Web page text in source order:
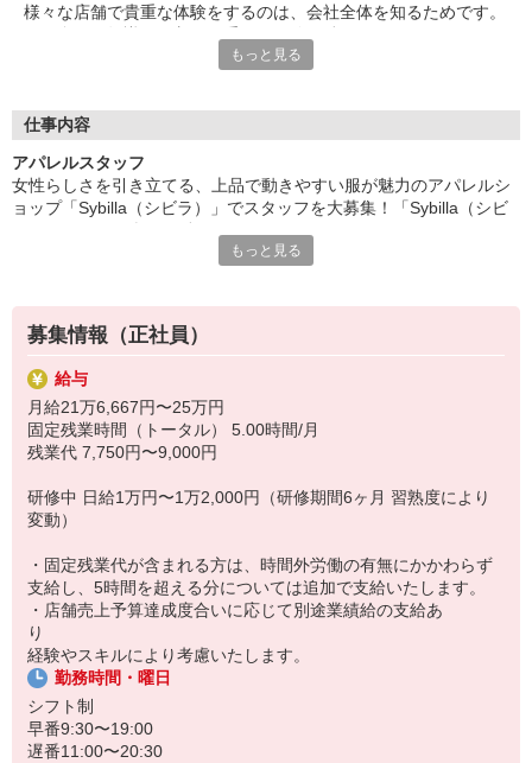
様々な店舗で貴重な体験をするのは、会社全体を知るためです。
キャリアを磨いてもらえればと考えています。
仕事とプライベートの両立ができるように育休や産休、
結婚や出産などのライフイベントの変化があったとしても、
長く働ける職場環境をご用意。アパレル業界で長く働く、
キャリアを積んでいける、そんな働き方が可能です。
「Sybilla（シビラ）」はスペインのクリエーター・シビラが
エレガントで繊細かつ美しいと感じることができる服作りを
基本に。女性本来の美しいラインを損ねることなく、着心地の
良いアイテム展開で女性の魅力を引き立てます。
もっと見る
仕事内容
アパレルスタッフ
女性らしさを引き立てる、上品で動きやすい服が魅力のアパレルシ
ョップ「Sybilla（シビラ）」でスタッフを大募集！「Sybilla（シビ
・売り場作り（マネキンのコーディネートなど）
・商品管理
・レジ
他
＜こんなメリットが！＞
・社割価格で各アイテムを購入できます♪
従業員ならではのメリットを楽しんでください◎
・ファッションが好き
・誰かとお話することが好き
・未経験だけど、アパレルで働いてみたい！
・アパレルの経験を活かしたい！
・トレンドや流行に興味がある
・売り場作りなどに興味がある
・沢山の人と交流したい
・職場の人たちと楽しく働きたい♪
もっと見る
募集情報（正社員）
給与
月給21万6,667円〜25万円
固定残業時間（トータル） 5.00時間/月
残業代 7,750円〜9,000円
研修中 日給1万円〜1万2,000円（研修期間6ヶ月 習熟度により
変動）
・固定残業代が含まれる方は、時間外労働の有無にかかわらず
支給し、5時間を超える分については追加で支給いたします。
・店舗売上予算達成度合いに応じて別途業績給の支給あ
り
経験やスキルにより考慮いたします。
勤務時間・曜日
シフト制
早番9:30〜19:00
遅番11:00〜20:30